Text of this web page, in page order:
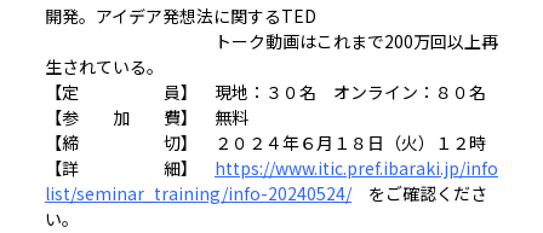
開発。アイデア発想法に関するTED
トーク動画はこれまで200万回以上再
生されている。
【定 員】 現地：３０名 オンライン：８０名
【参 加 費】 無料
【締 切】 ２０２４年６月１８日（火）１２時
【詳 細】 https://www.itic.pref.ibaraki.jp/info
list/seminar_training/info-20240524/をご確認くださ
い。